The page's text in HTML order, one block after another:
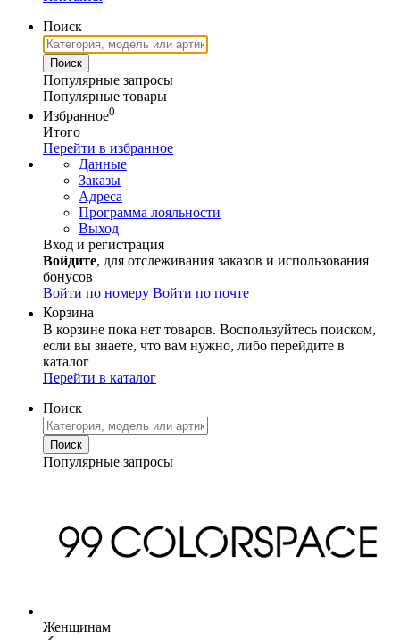
Поиск
Популярные запросы
Популярные товары
Избранное0
Итого
Перейти в избранное
Данные
Заказы
Адреса
Программа лояльности
Выход
Вход и регистрация
Войдите, для отслеживания заказов и использования
бонусов
Войти по номеру Войти по почте
Корзина
В корзине пока нет товаров. Воспользуйтесь поиском,
если вы знаете, что вам нужно, либо перейдите в
каталог
Перейти в каталог
Поиск
Популярные запросы
Женщинам